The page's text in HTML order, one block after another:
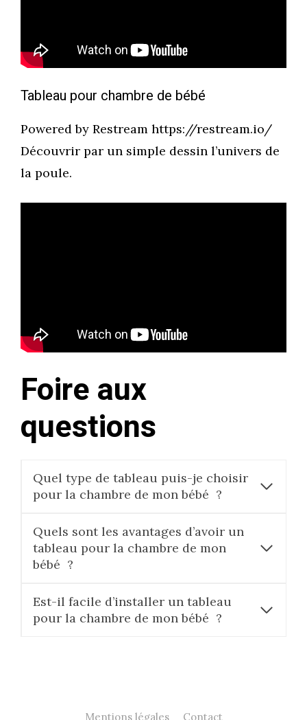
Tableau pour chambre de bébé
Powered by Restream https://restream.io/
Découvrir par un simple dessin l’univers de
la poule.
Foire aux
questions
Quel type de tableau puis-je choisir
pour la chambre de mon bébé ?
Quels sont les avantages d’avoir un
tableau pour la chambre de mon
bébé ?
Est-il facile d’installer un tableau
pour la chambre de mon bébé ?
Mentions légales Contact